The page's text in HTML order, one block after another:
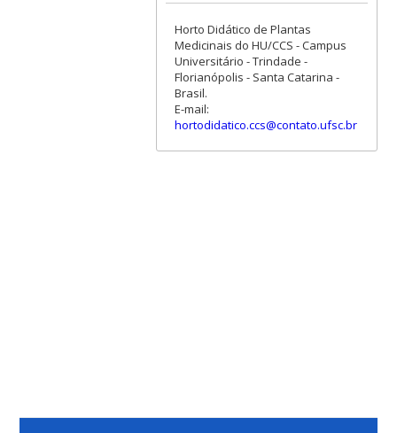
Horto Didático de Plantas
Medicinais do HU/CCS - Campus
Universitário - Trindade -
Florianópolis - Santa Catarina -
Brasil.
E-mail:
hortodidatico.ccs@contato.ufsc.br